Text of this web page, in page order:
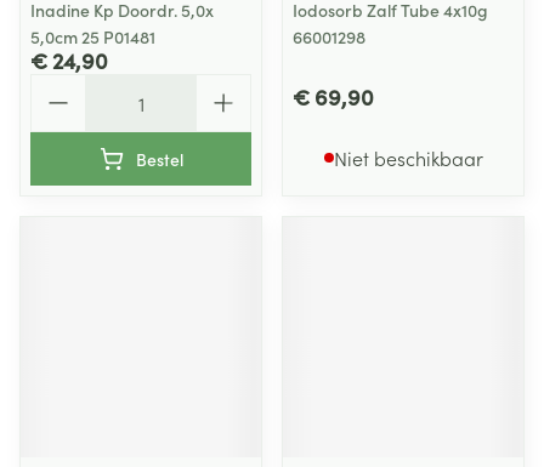
Inadine Kp Doordr. 5,0x
5,0cm 25 P01481
€ 24,90
Bestel
Iodosorb Zalf Tube 4x10g
66001298
€ 69,90
Niet beschikbaar